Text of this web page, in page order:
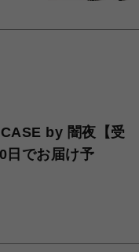
by 闇夜【受
日でお届け予